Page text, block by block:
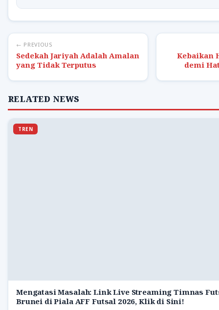
← PREVIOUS
Sedekah Jariyah Adalah Amalan
yang Tidak Terputus
Kebaikan
demi
RELATED NEWS
TREN
Mengatasi Masalah: Link Live Streaming Timnas
Brunei di Piala AFF Futsal 2026, Klik di Sini!